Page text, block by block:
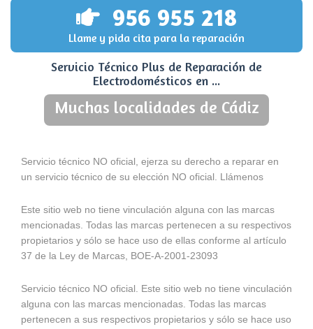
956 955 218
Llame y pida cita para la reparación
Servicio Técnico Plus de Reparación de
Electrodomésticos en ...
Muchas localidades de Cádiz
Servicio técnico NO oficial, ejerza su derecho a reparar en
un servicio técnico de su elección NO oficial. Llámenos
Este sitio web no tiene vinculación alguna con las marcas
mencionadas. Todas las marcas pertenecen a su respectivos
propietarios y sólo se hace uso de ellas conforme al artículo
37 de la Ley de Marcas, BOE-A-2001-23093
Servicio técnico NO oficial. Este sitio web no tiene vinculación
alguna con las marcas mencionadas. Todas las marcas
pertenecen a sus respectivos propietarios y sólo se hace uso